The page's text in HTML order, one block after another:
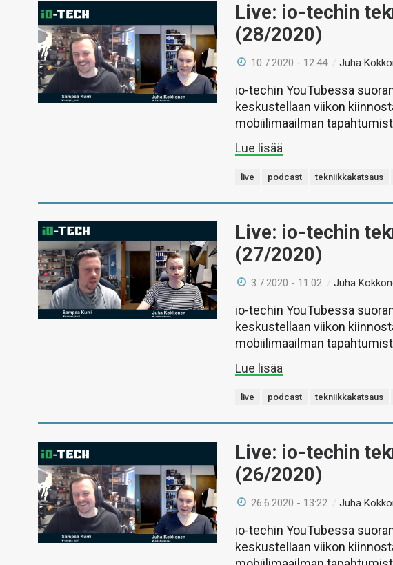
Live: io-techin
(28/2020)
10.7.2020 - 12:44 /Juha
io-techin YouTubessa
keskustellaan viikon
mobiilimaailman
Lue lisää
live podcast tekniikkakatsaus
Live: io-techin
(27/2020)
3.7.2020 - 11:02 /Juha
io-techin YouTubessa
keskustellaan viikon
mobiilimaailman
Lue lisää
live podcast tekniikkakatsaus
Live: io-techin
(26/2020)
26.6.2020 - 13:22 /Juha
io-techin YouTubessa
keskustellaan viikon